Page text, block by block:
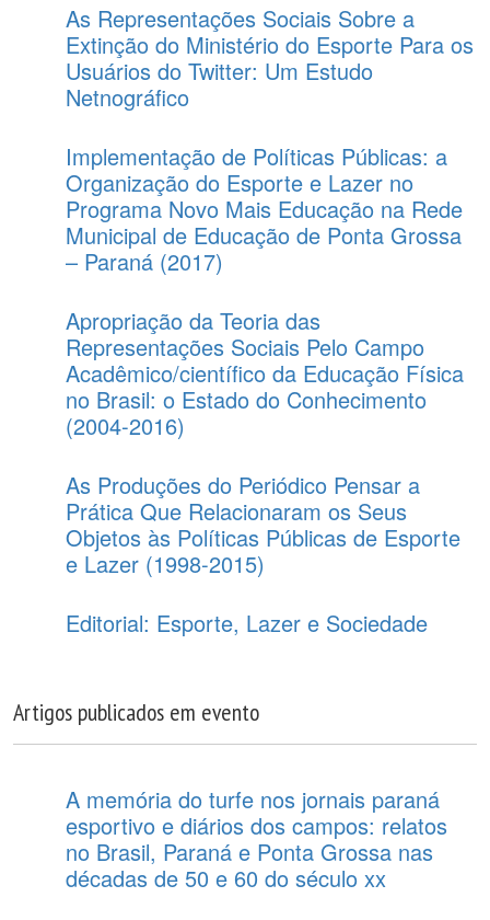
As Representações Sociais Sobre a
Extinção do Ministério do Esporte Para os
Usuários do Twitter: Um Estudo
Netnográfico
Implementação de Políticas Públicas: a
Organização do Esporte e Lazer no
Programa Novo Mais Educação na Rede
Municipal de Educação de Ponta Grossa
– Paraná (2017)
Apropriação da Teoria das
Representações Sociais Pelo Campo
Acadêmico/científico da Educação Física
no Brasil: o Estado do Conhecimento
(2004-2016)
As Produções do Periódico Pensar a
Prática Que Relacionaram os Seus
Objetos às Políticas Públicas de Esporte
e Lazer (1998-2015)
Editorial: Esporte, Lazer e Sociedade
Artigos publicados em evento
A memória do turfe nos jornais paraná
esportivo e diários dos campos: relatos
no Brasil, Paraná e Ponta Grossa nas
décadas de 50 e 60 do século xx